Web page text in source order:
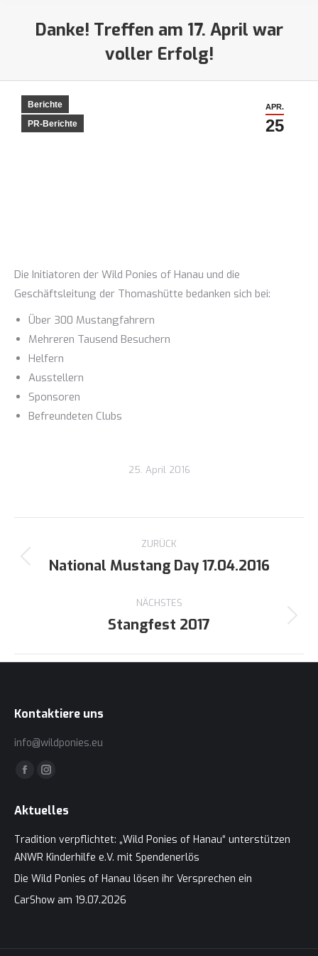
Danke! Treffen am 17. April war
voller Erfolg!
APR.
25
Berichte
PR-Berichte
Die Initiatoren der Wild Ponies of Hanau und die
Geschäftsleitung der Thomashütte bedanken sich bei:
Über 300 Mustangfahrern
Mehreren Tausend Besuchern
Helfern
Ausstellern
Sponsoren
Befreundeten Clubs
25. April 2016
Kommentarnavigation
ZURÜCK
Vorheriger
National Mustang Day 17.04.2016
NÄCHSTES
Nächster
Stangfest 2017
Kontaktiere uns
info@wildponies.eu
Finden Sie uns auf:
Facebook
opens
new
Instagram
opens
new
Aktuelles
Tradition verpflichtet: „Wild Ponies of Hanau“ unterstützen
ANWR Kinderhilfe e.V. mit Spendenerlös
Die Wild Ponies of Hanau lösen ihr Versprechen ein
CarShow am 19.07.2026